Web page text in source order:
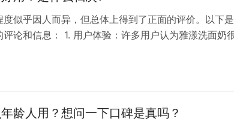
似乎因人而异，但总体上得到了正面的评价。以下
论和信息： 1. 用户体验：许多用户认为雅漾洗面奶
效果：雅漾洗面奶被认为具有不错的清洁力，能够有
龄人用？想问一下口碑是真吗？